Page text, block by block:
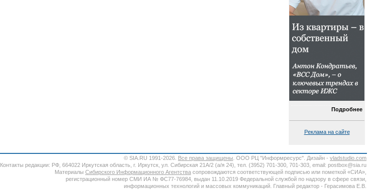
Подробнее
Реклама на сайте
© SIA.RU 1991-2026. Все права защищены . ООО РЦ "Информресурс". Дизайн - vladstudio.com
Контакты редакции: РФ, 664022 Иркутская область, г. Иркутск, ул. Сибирская 21А/2 (а/я 24), тел. (3952) 701-300, 701-303, email: postbox@sia.ru
Материалы Сибирского Информационного Агентства сопровождаются соответствующей подписью или пометкой «СИА»,
регистрационный номер СМИ ИА № ФС77-76984, выдан 11.10.2019 Федеральной службой по надзору в сфере связи,
информационных технологий и массовых коммуникаций. Главный редактор - Герасимова Е.В.